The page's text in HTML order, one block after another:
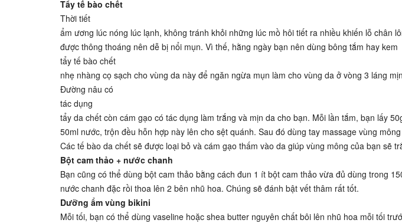
Tẩy tế bào chết
Thời tiết
ẩm ương lúc nóng lúc lạnh, không tránh khỏi những lúc mồ hôi tiết ra nhiều khiến lỗ chân
được thông thoáng nên dễ bị nổi mụn. Vì thế, hằng ngày bạn nên dùng bông tắm hay kem
tẩy tế bào chết
nhẹ nhàng cọ sạch cho vùng da này để ngăn ngừa mụn làm cho vùng da ở vòng 3 láng
Đường nâu có
tác dụng
tẩy da chết còn cám gạo có tác dụng làm trắng và mịn da cho bạn. Mỗi lần tắm, bạn lấy
50ml nước, trộn đều hỗn hợp này lên cho sệt quánh. Sau đó dùng tay massage vùng
Các tế bào da chết sẽ được loại bỏ và cám gạo thấm vào da giúp vùng mông của bạn sẽ
Bột cam thảo + nước chanh
Bạn cũng có thể dùng bột cam thảo bằng cách đun 1 ít bột cam thảo vừa đủ dùng trong
nước chanh đặc rồi thoa lên 2 bên nhũ hoa. Chúng sẽ đánh bật vết thâm rất tốt.
Dưỡng ẩm vùng bikini
Mỗi tối, bạn có thể dùng vaseline hoặc shea butter nguyên chất bôi lên nhũ hoa mỗi tối